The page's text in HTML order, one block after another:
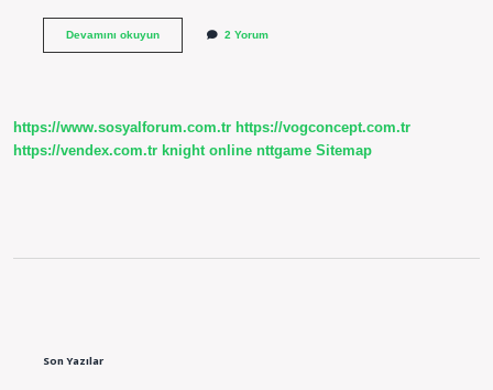
Devamını okuyunCeza
2 Yorum
https://www.sosyalforum.com.tr https://vogconcept.com.tr
https://vendex.com.tr knight online nttgame Sitemap
Son Yazılar